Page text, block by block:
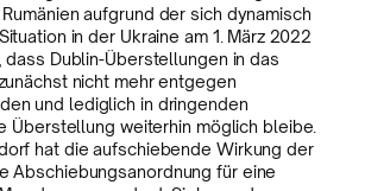
aufgrund der sich dynamisch
in der Ukraine am 1. März 2022
Dublin-Überstellungen in das
nicht mehr entgegen
und lediglich in dringenden
Überstellung weiterhin möglich bleibe.
hat die aufschiebende Wirkung der
Abschiebungsanordnung für eine